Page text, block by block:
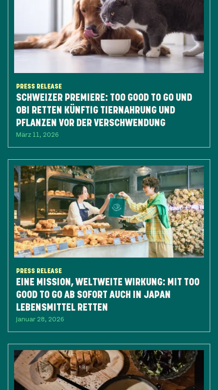
PRESS RELEASE
SCHWEIZER PREMIERE: TOO GOOD TO GO UND
OBI RETTEN KÜNFTIG TIERNAHRUNG UND
PFLANZEN VOR DER VERSCHWENDUNG
März 11, 2026
PRESS RELEASE
EINE MISSION, WELTWEITE WIRKUNG: ​MIT TOO
GOOD TO GO AB SOFORT AUCH IN JAPAN
LEBENSMITTEL RETTEN
Januar 28, 2026